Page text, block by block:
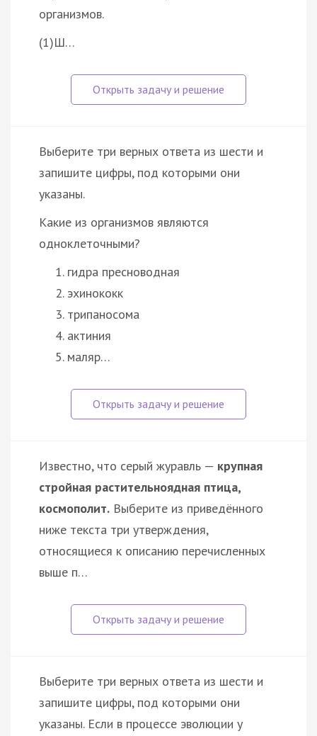
организмов.
(1)Ш…
Выберите три верных ответа из шести и
запишите цифры, под которыми они
указаны.
Какие из организмов являются
одноклеточными?
гидра пресноводная
эхинококк
трипаносома
актиния
маляр…
Известно, что серый журавль — крупная
стройная растительноядная птица,
космополит. Выберите из приведённого
ниже текста три утверждения,
относящиеся к описанию перечисленных
выше п…
Выберите три верных ответа из шести и
запишите цифры, под которыми они
указаны. Если в процессе эволюции у